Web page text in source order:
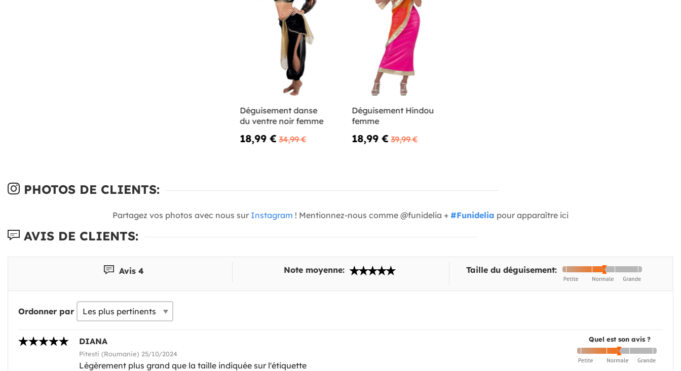
Déguisement danse
du ventre noir femme
18,99 € 34,99 €
Déguisement Hindou
femme
18,99 € 39,99 €
PHOTOS DE CLIENTS:
Partagez vos photos avec nous sur Instagram ! Mentionnez-nous comme @funidelia + #Funidelia pour apparaître ici
AVIS DE CLIENTS:
Avis 4 Note moyenne: Taille du déguisement:
Ordonner par
Quel est son avis ?
DIANA
Pitesti (Roumanie) 25/10/2024
Légèrement plus grand que la taille indiquée sur l'étiquette